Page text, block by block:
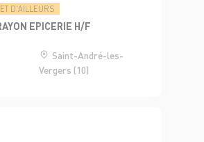
D'AILLEURS
EPICERIE H/F
Saint-André-les-
Vergers (10)